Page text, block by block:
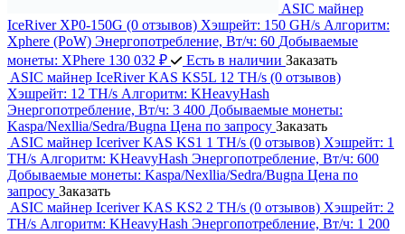
ASIC майнер
IceRiver XP0-150G (0 отзывов) Хэшрейт: 150 GH/s Алгоритм:
Xphere (PoW) Энергопотребление, Вт/ч: 60 Добываемые
монеты: XPhere 130 032 ₽ Есть в наличии Заказать
ASIC майнер IceRiver KAS KS5L 12 TH/s (0 отзывов)
Хэшрейт: 12 TH/s Алгоритм: KHeavyHash
Энергопотребление, Вт/ч: 3 400 Добываемые монеты:
Kaspa/Nexllia/Sedra/Bugna Цена по запросу Заказать
ASIC майнер Iceriver KAS KS1 1 TH/s (0 отзывов) Хэшрейт: 1
TH/s Алгоритм: KHeavyHash Энергопотребление, Вт/ч: 600
Добываемые монеты: Kaspa/Nexllia/Sedra/Bugna Цена по
запросу Заказать
ASIC майнер Iceriver KAS KS2 2 TH/s (0 отзывов) Хэшрейт: 2
TH/s Алгоритм: KHeavyHash Энергопотребление, Вт/ч: 1 200